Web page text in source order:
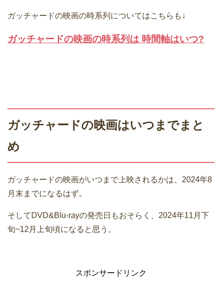
ガッチャードの映画の時系列についてはこちらも↓
ガッチャードの映画の時系列は 時間軸はいつ?
ガッチャードの映画はいつまでまと
め
ガッチャードの映画がいつまで上映されるかは、2024年8
月末までになるはず。
そしてDVD&Blu-rayの発売日もおそらく、2024年11月下
旬~12月上旬頃になると思う。
スポンサードリンク